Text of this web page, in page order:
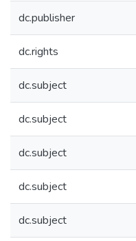
dc.publisher
dc.rights
dc.subject
dc.subject
dc.subject
dc.subject
dc.subject